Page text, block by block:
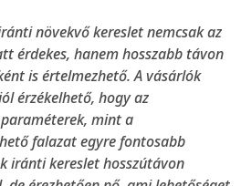
növekvő kereslet nemcsak az
érdekes, hanem hosszabb távon
is értelmezhető. A vásárlók
érzékelhető, hogy az
mint a
falazat egyre fontosabb
iránti kereslet hosszútávon